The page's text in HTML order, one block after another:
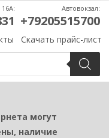
Скачать прайс-лист
16А: Автовокзал:
+79205515700
могут
наличие